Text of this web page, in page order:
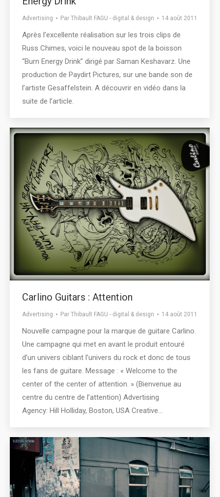
Advertising Par Thibault FAGU - digital & design 14 août 2011
Après l’excellente réalisation sur les trois clips de
Russ Chimes, voici le nouveau spot de la boisson
“Burn Energy Drink” dirigé par Saman Keshavarz. Une
production de Paydirt Pictures, sur une bande son de
l’artiste Gesaffelstein. A découvrir en vidéo dans la
suite de l’article.
Carlino Guitars : Attention
Advertising Par Thibault FAGU - digital & design 14 août 2011
Nouvelle campagne pour la marque de guitare Carlino.
Une campagne qui met en avant le produit entouré
d’un univers ciblant l’univers du rock et donc de tous
les fans de guitare. Message : « Welcome to the
center of the center of attention. » (Bienvenue au
centre du centre de l’attention) Advertising
Agency: Hill Holliday, Boston, USA Creative…